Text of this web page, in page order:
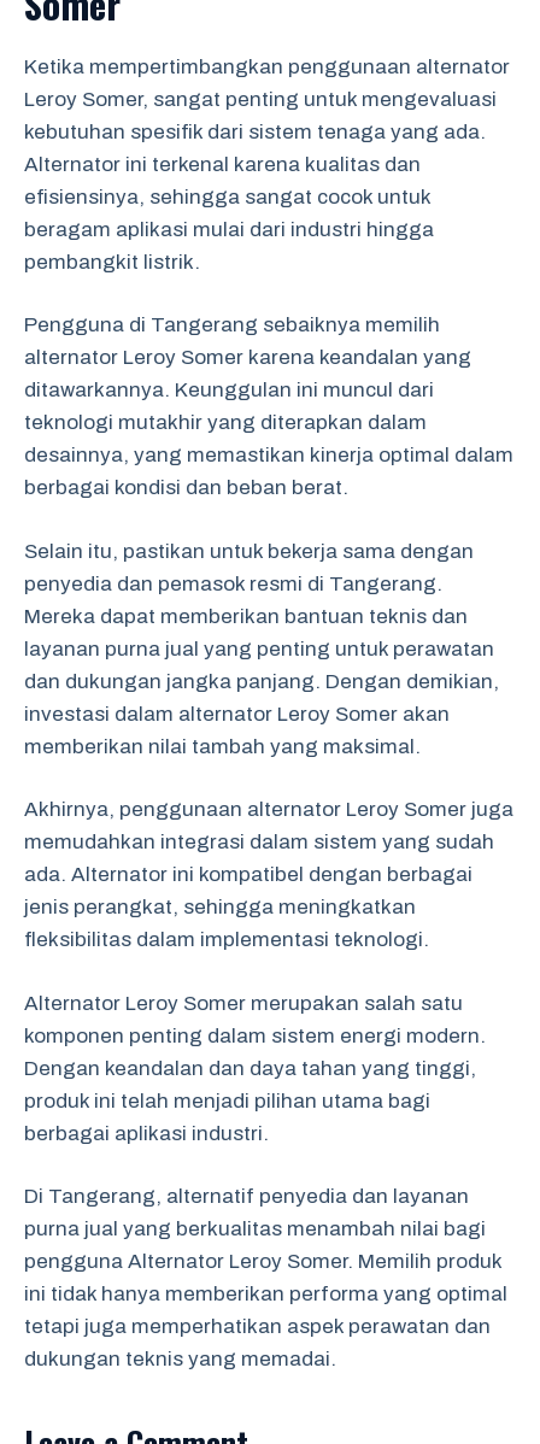
Ketika mempertimbangkan penggunaan alternator
Leroy Somer, sangat penting untuk mengevaluasi
kebutuhan spesifik dari sistem tenaga yang ada.
Alternator ini terkenal karena kualitas dan
efisiensinya, sehingga sangat cocok untuk
beragam aplikasi mulai dari industri hingga
pembangkit listrik.
Pengguna di Tangerang sebaiknya memilih
alternator Leroy Somer karena keandalan yang
ditawarkannya. Keunggulan ini muncul dari
teknologi mutakhir yang diterapkan dalam
desainnya, yang memastikan kinerja optimal dalam
berbagai kondisi dan beban berat.
Selain itu, pastikan untuk bekerja sama dengan
penyedia dan pemasok resmi di Tangerang.
Mereka dapat memberikan bantuan teknis dan
layanan purna jual yang penting untuk perawatan
dan dukungan jangka panjang. Dengan demikian,
investasi dalam alternator Leroy Somer akan
memberikan nilai tambah yang maksimal.
Akhirnya, penggunaan alternator Leroy Somer juga
memudahkan integrasi dalam sistem yang sudah
ada. Alternator ini kompatibel dengan berbagai
jenis perangkat, sehingga meningkatkan
fleksibilitas dalam implementasi teknologi.
Alternator Leroy Somer merupakan salah satu
komponen penting dalam sistem energi modern.
Dengan keandalan dan daya tahan yang tinggi,
produk ini telah menjadi pilihan utama bagi
berbagai aplikasi industri.
Di Tangerang, alternatif penyedia dan layanan
purna jual yang berkualitas menambah nilai bagi
pengguna Alternator Leroy Somer. Memilih produk
ini tidak hanya memberikan performa yang optimal
tetapi juga memperhatikan aspek perawatan dan
dukungan teknis yang memadai.